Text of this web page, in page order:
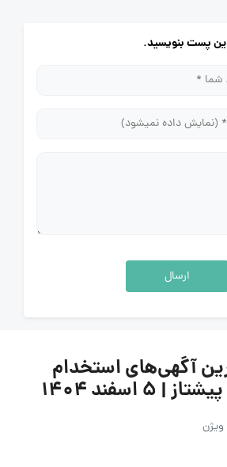
این پست بنویسید.
ارسال
آگهی‌های استخدام
اسفند ۱۴۰۴